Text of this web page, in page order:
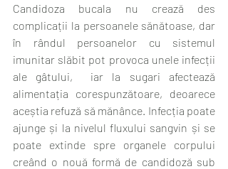
Candidoza bucala nu crează des
complicații la persoanele sănătoase, dar
în rândul persoanelor cu sistemul
imunitar slăbit pot provoca unele infecții
ale gâtului,  iar la sugari afectează
alimentația corespunzătoare, deoarece
aceștia refuză să mănânce. Infecția poate
ajunge și la nivelul fluxului sangvin și se
poate extinde spre organele corpului
creând o nouă formă de candidoză sub